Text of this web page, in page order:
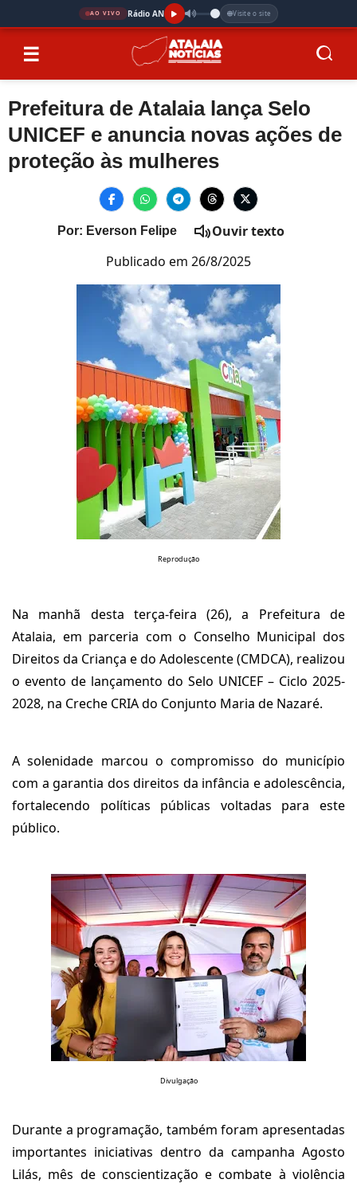
AO VIVO Rádio AN Visite o site
☰
Prefeitura de Atalaia lança Selo
UNICEF e anuncia novas ações de
proteção às mulheres
Por: Everson Felipe
Ouvir texto
Publicado em 26/8/2025
Reprodução
Na manhã desta terça-feira (26), a Prefeitura de
Atalaia, em parceria com o Conselho Municipal dos
Direitos da Criança e do Adolescente (CMDCA), realizou
o evento de lançamento do Selo UNICEF – Ciclo 2025-
2028, na Creche CRIA do Conjunto Maria de Nazaré.
A solenidade marcou o compromisso do município
com a garantia dos direitos da infância e adolescência,
fortalecendo políticas públicas voltadas para este
público.
Divulgação
Durante a programação, também foram apresentadas
importantes iniciativas dentro da campanha Agosto
Lilás, mês de conscientização e combate à violência